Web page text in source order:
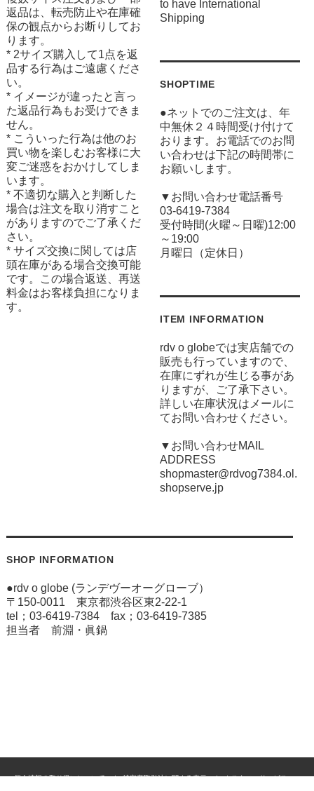
返品は、転売防止や在庫確
保の観点からお断りしてお
ります。
* 2サイズ購入して1点を返
品する行為はご遠慮くださ
い。
* イメージが違ったと言っ
た返品行為もお受けできま
せん。
* こういった行為は他のお
買い物を楽しむお客様に大
変ご迷惑をおかけしてしま
います。
* 不適切な購入と判断した
場合は注文を取り消すこと
がありますのでご了承くだ
さい。
* サイズ交換に関しては店
頭在庫がある場合交換可能
です。この場合返送、再送
料金はお客様負担になりま
す。
to have International
Shipping
SHOPTIME
●ネットでのご注文は、年
中無休２４時間受け付けて
おります。お電話でのお問
い合わせは下記の時間帯に
お願いします。
▼お問い合わせ電話番号
03-6419-7384
受付時間(火曜～日曜)12:00
～19:00
月曜日（定休日）
ITEM INFORMATION
rdv o globeでは実店舗での
販売も行っていますので、
在庫にずれが生じる事があ
りますが、ご了承下さい。
詳しい在庫状況はメールに
てお問い合わせください。
▼お問い合わせMAIL
ADDRESS
shopmaster@rdvog7384.ol.
shopserve.jp
SHOP INFORMATION
●rdv o globe (ランデヴーオーグローブ）
〒150-0011 東京都渋谷区東2-22-1
tel；03-6419-7384 fax；03-6419-7385
担当者 前淵・眞鍋
個人情報の取り扱いについて 特定商取引法に関する表示
カスタマーサービス